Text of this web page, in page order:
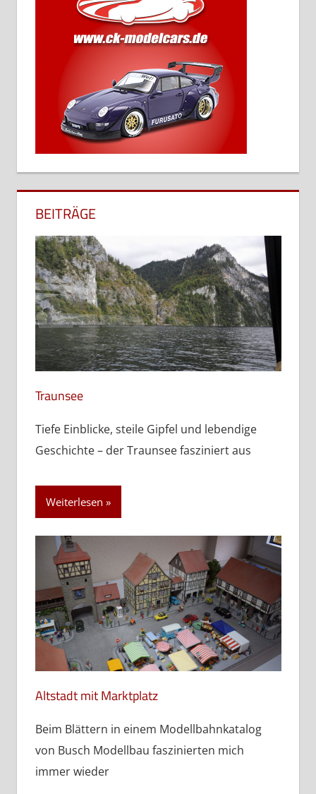
BEITRÄGE
Traunsee
Tiefe Einblicke, steile Gipfel und lebendige
Geschichte – der Traunsee fasziniert aus
Weiterlesen
Altstadt mit Marktplatz
Beim Blättern in einem Modellbahnkatalog
von Busch Modellbau faszinierten mich
immer wieder